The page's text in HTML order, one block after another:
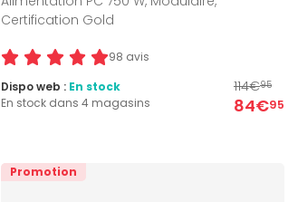
Certification Gold
98 avis
114€95
84€95
Dispo web : En stock
En stock dans 4 magasins
Promotion